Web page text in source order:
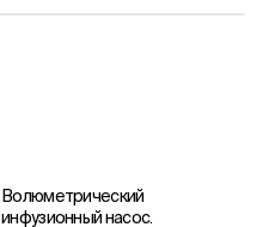
Волюметрический
инфузионный насос.